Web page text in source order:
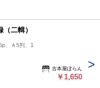
二輯）
、Ａ5判、1
古本屋ぽらん
￥1,650